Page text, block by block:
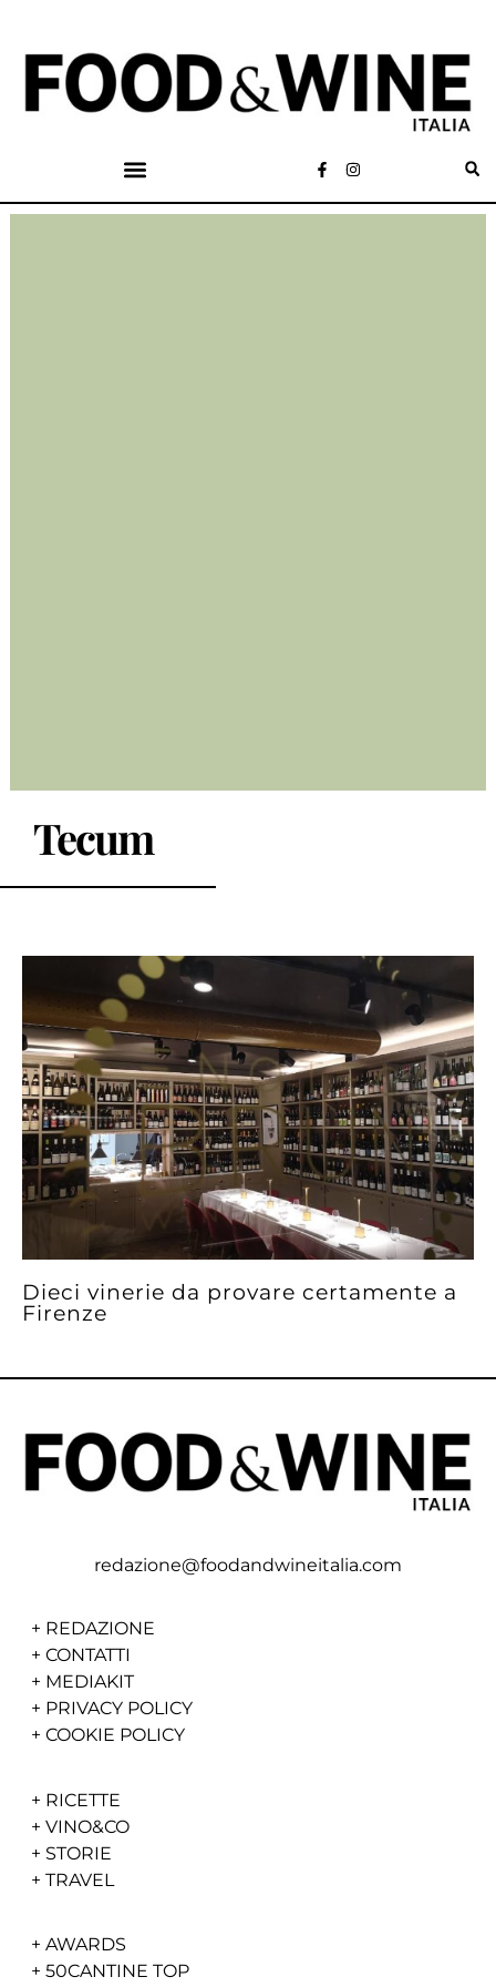
Tecum
Dieci vinerie da provare certamente a
Firenze
redazione@foodandwineitalia.com
+ REDAZIONE
+ CONTATTI
+ MEDIAKIT
+ PRIVACY POLICY
+ COOKIE POLICY
+ RICETTE
+ VINO&CO
+ STORIE
+ TRAVEL
+ AWARDS
+ 50CANTINE TOP